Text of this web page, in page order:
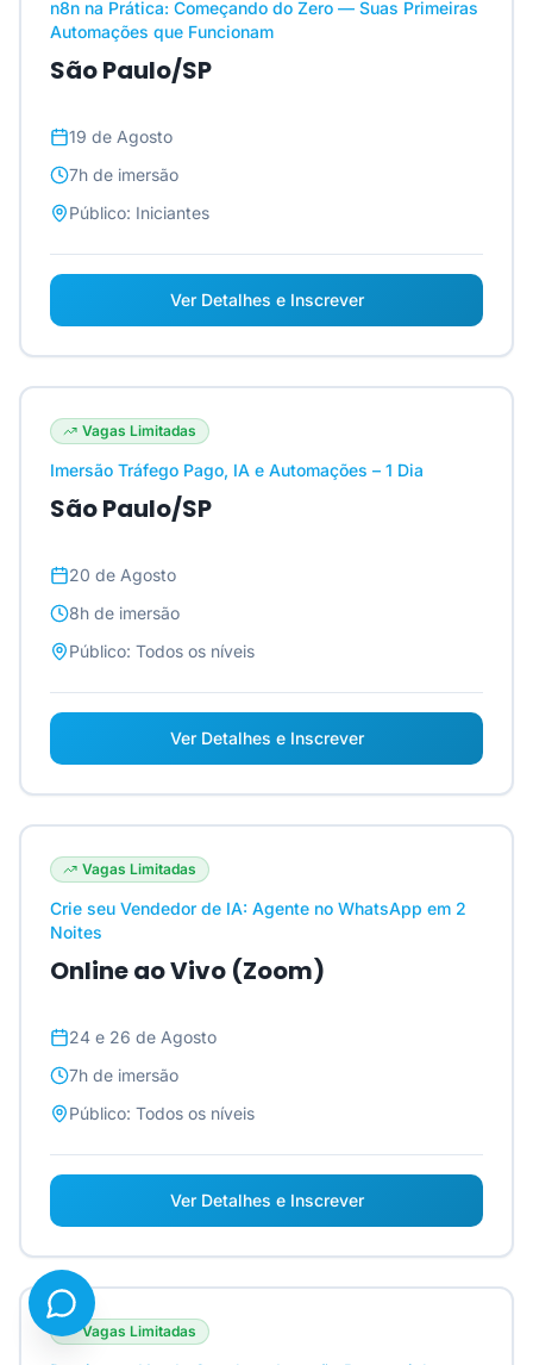
n8n na Prática: Começando do Zero — Suas Primeiras
Automações que Funcionam
São Paulo/SP
19 de Agosto
7h de imersão
Público: Iniciantes
Ver Detalhes e Inscrever
Vagas Limitadas
Imersão Tráfego Pago, IA e Automações – 1 Dia
São Paulo/SP
20 de Agosto
8h de imersão
Público: Todos os níveis
Ver Detalhes e Inscrever
Vagas Limitadas
Crie seu Vendedor de IA: Agente no WhatsApp em 2
Noites
Online ao Vivo (Zoom)
24 e 26 de Agosto
7h de imersão
Público: Todos os níveis
Ver Detalhes e Inscrever
Vagas Limitadas